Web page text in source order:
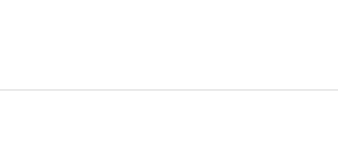
08.00 uur/ 18.00 uur
15.00 uur.